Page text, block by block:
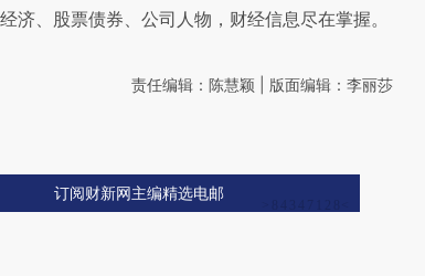
济、股票债券、公司人物，财经信息尽在掌握。
责任编辑：陈慧颖 | 版面编辑：李丽莎
订阅财新网主编精选电邮